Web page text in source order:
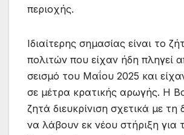
περιοχής.
Ιδιαίτερης σημασίας είναι το
πολιτών που είχαν ήδη πληγεί
σεισμό του Μαΐου 2025 και
σε μέτρα κρατικής αρωγής. Η
ζητά διευκρίνιση σχετικά με
να λάβουν εκ νέου στήριξη για